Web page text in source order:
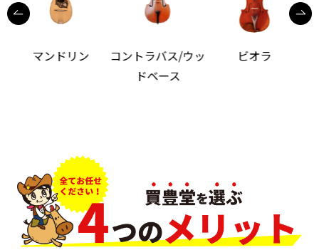
コントラバス/ウッ
ビオラ トロンボーン